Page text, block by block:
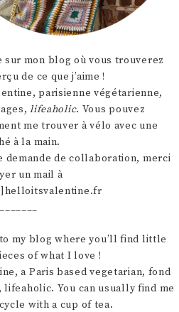
sur mon blog où vous trouverez
de ce que j’aime !
parisienne végétarienne,
lifeaholic. Vous pouvez
me trouver à vélo avec une
à la main.
demande de collaboration, merci
un mail à
my blog where you’ll find little
of what I love !
a Paris based vegetarian, fond
You can usually find me
with a cup of tea.